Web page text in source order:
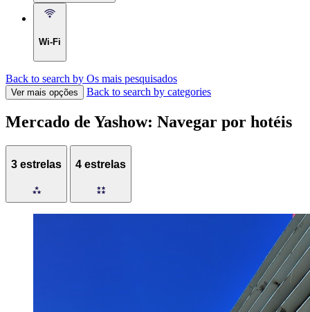
Wi-Fi
Back to search by Os mais pesquisados
Ver mais opções Back to search by categories
Mercado de Yashow: Navegar por hotéis
3 estrelas 4 estrelas